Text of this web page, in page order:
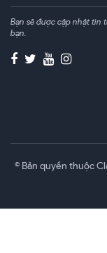
Bạn sẽ được cập nhật tin
bạn.
© Bản quyền thuộc